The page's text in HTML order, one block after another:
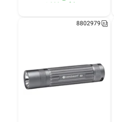
>1 000+ på lager
8802979